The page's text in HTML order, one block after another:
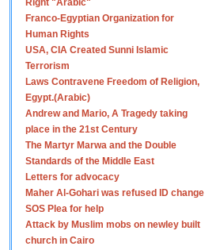
Right "Arabic"
Franco-Egyptian Organization for
Human Rights
USA, CIA Created Sunni Islamic
Terrorism
Laws Contravene Freedom of Religion,
Egypt.(Arabic)
Andrew and Mario, A Tragedy taking
place in the 21st Century
The Martyr Marwa and the Double
Standards of the Middle East
Letters for advocacy
Maher Al-Gohari was refused ID change
SOS Plea for help
Attack by Muslim mobs on newley built
church in Cairo